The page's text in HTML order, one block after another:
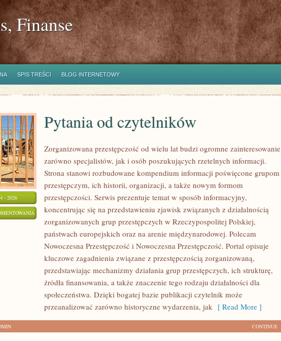
Finanse
SPIS TREŚCI BLOG INTERNETOWY
- 2026
PYTANIA
CZYTELNIKÓW
Pytania od czytelników
Zorganizowana przestępczość od wielu lat budzi ogromne zainteresowanie
zarówno specjalistów, jak i osób poszukujących rzetelnych informacji.
Strona stanowi rozbudowane kompendium informacji poświęcone grupom
przestępczym, ich historii, organizacji, a także nowym formom
przestępczości. Serwis prezentuje temat w sposób informacyjny,
koncentrując się na przedstawieniu zjawisk związanych z działalnością
zorganizowanych grup przestępczych w Rzeczypospolitej Polskiej,
państwach europejskich oraz na arenie międzynarodowej. Polecam
Nowoczesna Przestępczość i Nowoczesna Przestępczość. Portal opisuje
kluczowe zagadnienia związane z przestępczością zorganizowaną,
przedstawiając mechanizmy działania grup przestępczych, ich strukturę,
źródła finansowania, a także znaczenie tego rodzaju działalności dla
społeczeństwa. Dzięki bogatej bazie publikacji czytelnik może
przeanalizować zarówno historyczne wydarzenia, jak [ Read More ]
CONTINUE